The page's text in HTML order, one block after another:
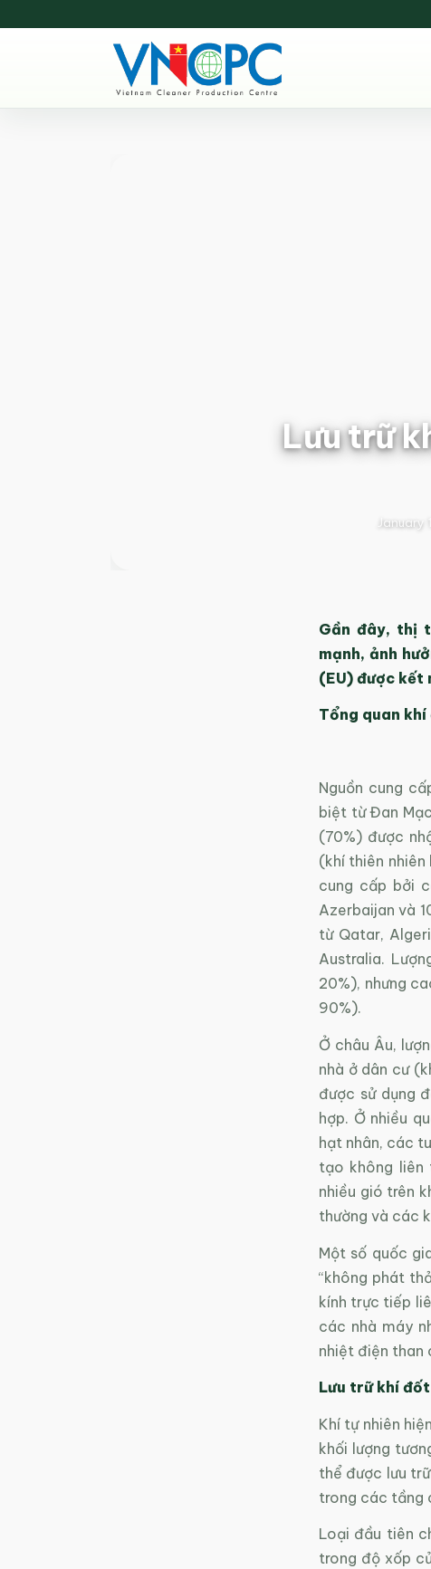
Lưu trữ
January
Gần đây, thị
mạnh, ảnh
(EU) được kết
Tổng quan
Nguồn cung
biệt từ Đan
(70%) được
(khí thiên
cung cấp bởi
Azerbaijan và
từ Qatar,
Australia.
20%), nhưng
90%).
Ở châu Âu,
nhà ở dân cư
được sử dụng
hợp. Ở nhiều
hạt nhân, các
tạo không liên
nhiều gió trên
thường và các
Một số quốc
“không phát
kính trực tiếp
các nhà máy
nhiệt điện than
Lưu trữ khí
Khí tự nhiên
khối lượng
thể được lưu
trong các tầng
Loại đầu tiên
trong độ xốp